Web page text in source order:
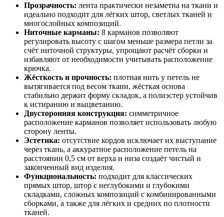
Прозрачность: лента практически незаметна на ткани и
идеально подходит для лёгких штор, светлых тканей и
многослойных композиций.
Ниточные карманы: 8 карманов позволяют
регулировать высоту с шагом меньше размера петли за
счёт ниточной структуры, упрощают расчёт сборки и
избавляют от необходимости учитывать расположение
крючка.
Жёсткость и прочность: плотная нить у петель не
вытягивается под весом ткани, жёсткая основа
стабильно держит форму складок, а полиэстер устойчив
к истиранию и выцветанию.
Двусторонняя конструкция: симметричное
расположение карманов позволяет использовать любую
сторону ленты.
Эстетика: отсутствие кордов исключает их выступание
через ткань, а аккуратное расположение петель на
расстоянии 0,5 см от верха и низа создаёт чистый и
законченный вид изделия.
Функциональность: подходит для классических
прямых штор, штор с неглубокими и глубокими
складками, сложных композиций с комбинированными
сборками, а также для лёгких и средних по плотности
тканей.